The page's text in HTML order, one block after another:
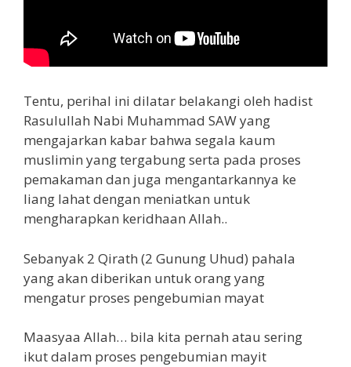
Tentu, perihal ini dilatar belakangi oleh hadist
Rasulullah Nabi Muhammad SAW yang
mengajarkan kabar bahwa segala kaum
muslimin yang tergabung serta pada proses
pemakaman dan juga mengantarkannya ke
liang lahat dengan meniatkan untuk
mengharapkan keridhaan Allah..
Sebanyak 2 Qirath (2 Gunung Uhud) pahala
yang akan diberikan untuk orang yang
mengatur proses pengebumian mayat
Maasyaa Allah… bila kita pernah atau sering
ikut dalam proses pengebumian mayit